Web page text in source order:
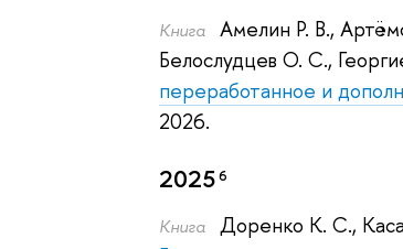
Книга Амелин Р. В.,
Белослудцев О. С.,
переработанное и
2026.
20256
Книга Доренко К. С.,